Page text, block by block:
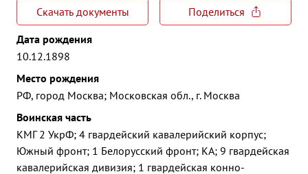
Скачать документы
Поделиться
Дата рождения
10.12.1898
Место рождения
РФ, город Москва; Московская обл., г. Москва
Воинская часть
КМГ 2 УкрФ; 4 гвардейский кавалерийский корпус;
Южный фронт; 1 Белорусский фронт; КА; 9 гвардейская
кавалерийская дивизия; 1 гвардейская конно-